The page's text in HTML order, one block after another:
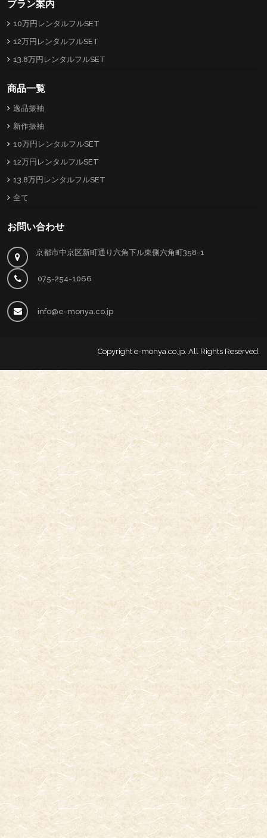
プラン案内
10万円レンタルフルSET
12万円レンタルフルSET
13.8万円レンタルフルSET
商品一覧
逸品振袖
新作振袖
10万円レンタルフルSET
12万円レンタルフルSET
13.8万円レンタルフルSET
全て
お問い合わせ
京都市中京区新町通り六角下ル東側六角町358-1
075-254-1066
info@e-monya.co.jp
Copyright e-monya.co.jp. All Rights Reserved.